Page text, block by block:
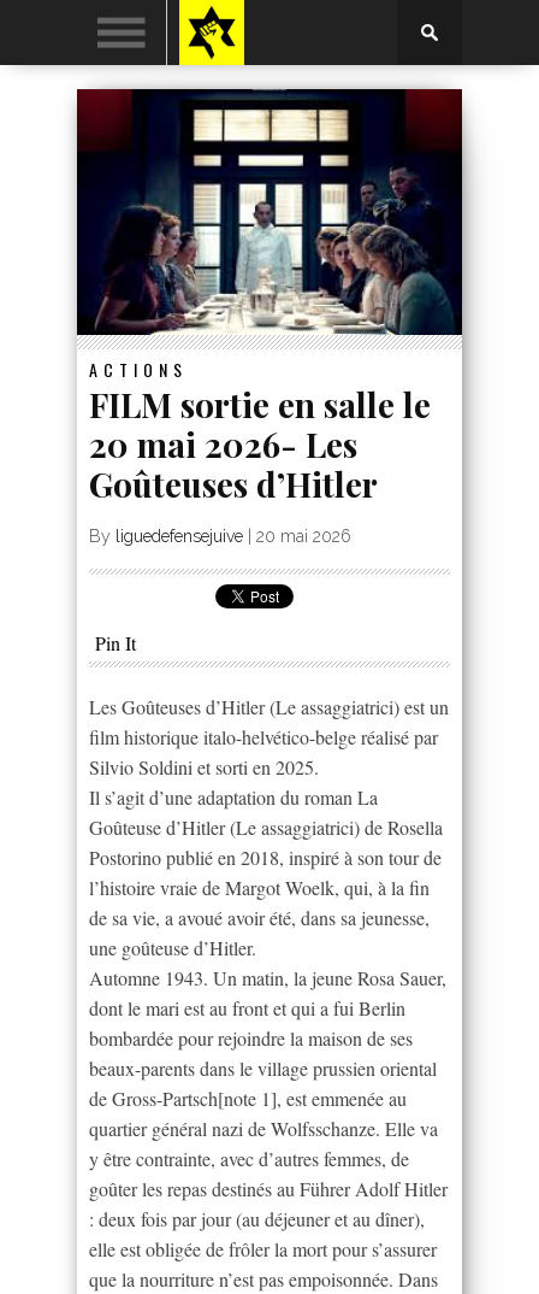
ACTIONS
FILM sortie en salle le
20 mai 2026- Les
Goûteuses d’Hitler
By liguedefensejuive 20 mai 2026
Pin It
Les Goûteuses d’Hitler (Le assaggiatrici) est un
film historique italo-helvético-belge réalisé par
Silvio Soldini et sorti en 2025.
Il s’agit d’une adaptation du roman La
Goûteuse d’Hitler (Le assaggiatrici) de Rosella
Postorino publié en 2018, inspiré à son tour de
l’histoire vraie de Margot Woelk, qui, à la fin
de sa vie, a avoué avoir été, dans sa jeunesse,
une goûteuse d’Hitler.
Automne 1943. Un matin, la jeune Rosa Sauer,
dont le mari est au front et qui a fui Berlin
bombardée pour rejoindre la maison de ses
beaux-parents dans le village prussien oriental
de Gross-Partsch[note 1], est emmenée au
quartier général nazi de Wolfsschanze. Elle va
y être contrainte, avec d’autres femmes, de
goûter les repas destinés au Führer Adolf Hitler
: deux fois par jour (au déjeuner et au dîner),
elle est obligée de frôler la mort pour s’assurer
que la nourriture n’est pas empoisonnée. Dans